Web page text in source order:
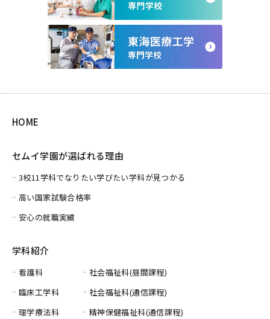
HOME
セムイ学園が選ばれる理由
3校11学科でなりたい学びたい学科が見つかる
高い国家試験合格率
安心の就職実績
学科紹介
看護科
臨床工学科
理学療法科
社会福祉科(昼間課程)
社会福祉科(通信課程)
精神保健福祉科(通信課程)